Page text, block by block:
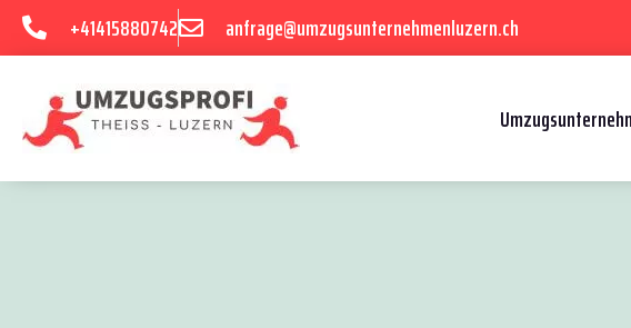
+41415880742 anfrage@umzugsunternehmenluzern.ch